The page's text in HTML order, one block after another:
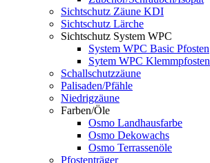
Sichtschutz Zäune KDI
Sichtschutz Lärche
Sichtschutz System WPC
System WPC Basic Pfosten
Sytem WPC Klemmpfosten
Schallschutzzäune
Palisaden/Pfähle
Niedrigzäune
Farben/Öle
Osmo Landhausfarbe
Osmo Dekowachs
Osmo Terrassenöle
Pfostenträger